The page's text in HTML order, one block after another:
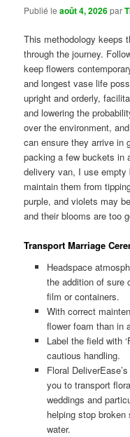
Publié leaoût 4, 2026par
This methodology keeps
through the journey.
keep flowers
and longest vase life
upright and orderly,
and lowering the
over the environment,
can ensure they arrive in
packing a few buckets in
delivery van, I use
maintain them from
purple, and violets may
and their blooms are too
Transport Marriage
Headspace
the addition of sure
film or containers.
With correct
flower foam than in
Label the field with
cautious handling.
Floral
you to transport
weddings and
helping stop
water.